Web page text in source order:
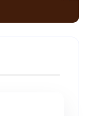
(03)